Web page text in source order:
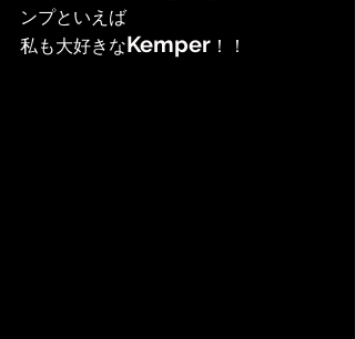
ンプといえば
私も大好きなKemper ！！